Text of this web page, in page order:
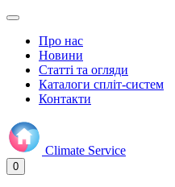
Про нас
Новини
Статті та огляди
Каталоги спліт-систем
Контакти
Climate Service
0